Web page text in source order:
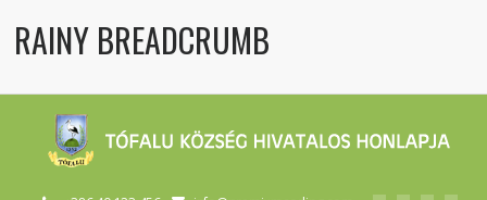
RAINY BREADCRUMB